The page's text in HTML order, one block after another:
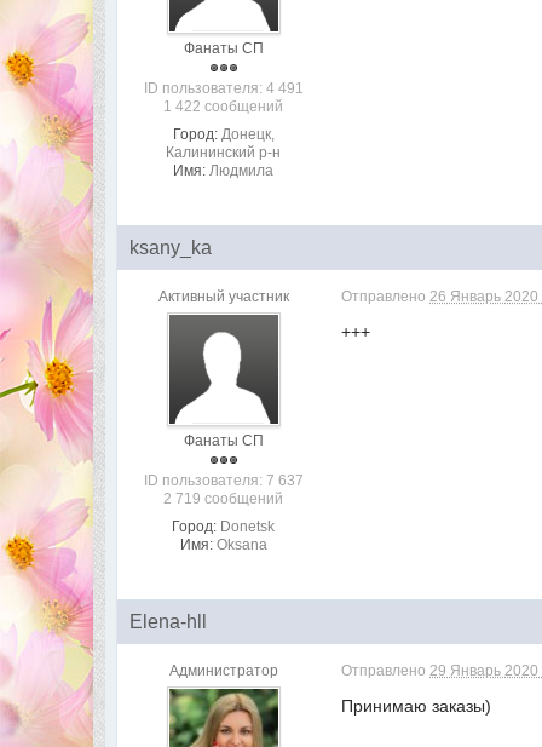
Фанаты СП
ID пользователя: 4 491
1 422 сообщений
Город: Донецк,
Калининский р-н
Имя: Людмила
ksany_ka
Активный участник
Фанаты СП
ID пользователя: 7 637
2 719 сообщений
Город: Donetsk
Имя: Oksana
Отправлено26 Январь 2020
+++
Elena-hll
Администратор Отправлено29 Январь 2020
Принимаю заказы)